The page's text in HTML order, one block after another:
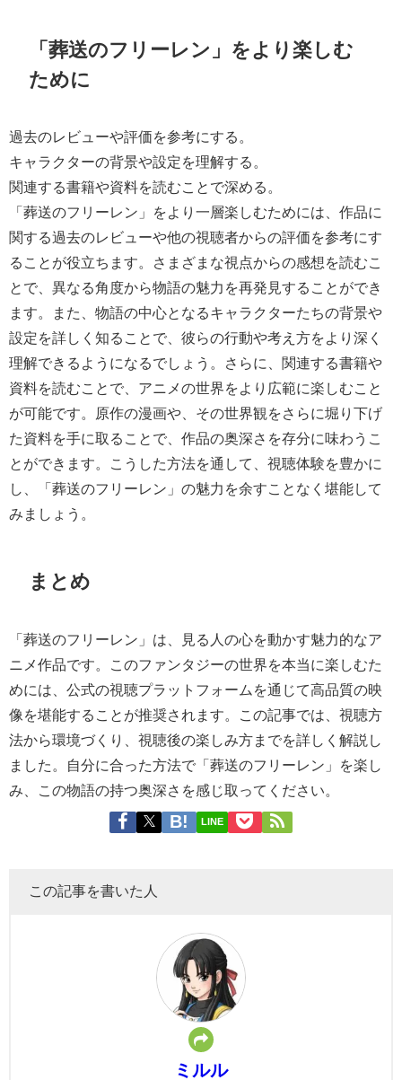
「葬送のフリーレン」をより楽しむ
ために
過去のレビューや評価を参考にする。
キャラクターの背景や設定を理解する。
関連する書籍や資料を読むことで深める。
「葬送のフリーレン」をより一層楽しむためには、作品に
関する過去のレビューや他の視聴者からの評価を参考にす
ることが役立ちます。さまざまな視点からの感想を読むこ
とで、異なる角度から物語の魅力を再発見することができ
ます。また、物語の中心となるキャラクターたちの背景や
設定を詳しく知ることで、彼らの行動や考え方をより深く
理解できるようになるでしょう。さらに、関連する書籍や
資料を読むことで、アニメの世界をより広範に楽しむこと
が可能です。原作の漫画や、その世界観をさらに堀り下げ
た資料を手に取ることで、作品の奥深さを存分に味わうこ
とができます。こうした方法を通して、視聴体験を豊かに
し、「葬送のフリーレン」の魅力を余すことなく堪能して
みましょう。
まとめ
「葬送のフリーレン」は、見る人の心を動かす魅力的なア
ニメ作品です。このファンタジーの世界を本当に楽しむた
めには、公式の視聴プラットフォームを通じて高品質の映
像を堪能することが推奨されます。この記事では、視聴方
法から環境づくり、視聴後の楽しみ方までを詳しく解説し
ました。自分に合った方法で「葬送のフリーレン」を楽し
み、この物語の持つ奥深さを感じ取ってください。
LINE
この記事を書いた人
ミルル